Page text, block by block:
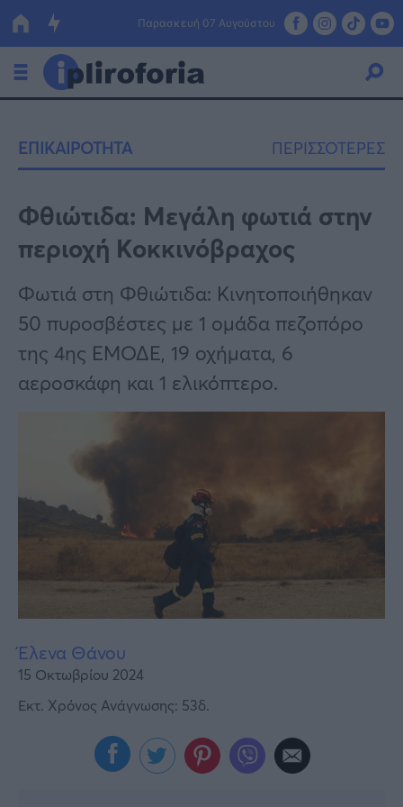
Παρασκευή 07 Αυγούστου
Οικονομία
Πολιτική
Τράπεζες
Επιδοτήσεις
ΕΣΠΑ
Κόσμος
Lifestyle
Αθλητικά
Γυναίκα
Καιρός
ΕΠΙΚΑΙΡΟΤΗΤΑ ΠΕΡΙΣΣΟΤΕΡΕΣ
Φθιώτιδα: Μεγάλη φωτιά στην
περιοχή Κοκκινόβραχος
Φωτιά στη Φθιώτιδα: Κινητοποιήθηκαν
50 πυροσβέστες με 1 ομάδα πεζοπόρο
της 4ης ΕΜΟΔΕ, 19 οχήματα, 6
αεροσκάφη και 1 ελικόπτερο.
Έλενα Θάνου
15 Οκτωβρίου 2024
Εκτ. Χρόνος Ανάγνωσης: 53δ.